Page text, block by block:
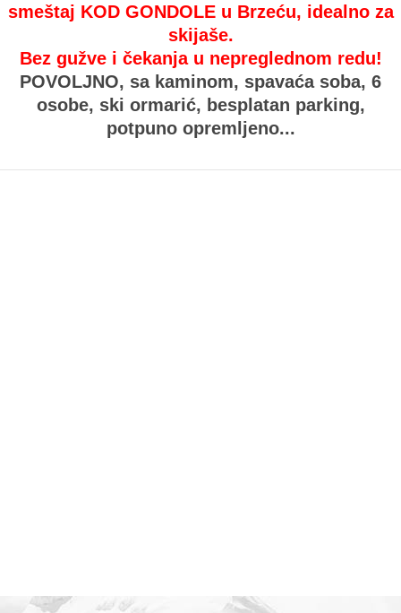
smeštaj KOD GONDOLE u Brzeću, idealno za
skijaše.
Bez gužve i čekanja u nepreglednom redu!
POVOLJNO, sa kaminom, spavaća soba, 6
osobe, ski ormarić, besplatan parking,
potpuno opremljeno...